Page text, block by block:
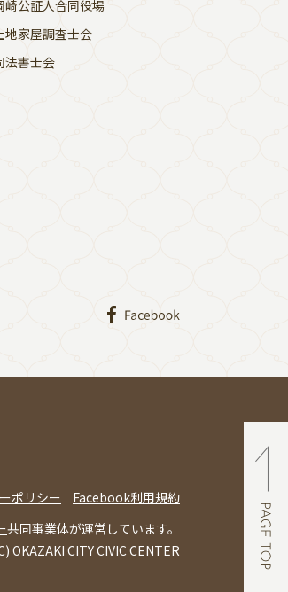
崎公証人合同役場
地家屋調査士会
法書士会
ポリシー
Facebook利用規約
共同事業体が運営しています。
OKAZAKI CITY CIVIC CENTER